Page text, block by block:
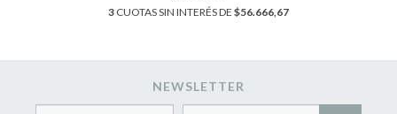
3 CUOTAS SIN INTERÉS DE $56.666,67
NEWSLETTER